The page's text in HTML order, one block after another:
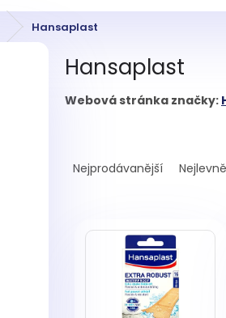
Hansaplast
Hansaplast
Webová stránka značky:
aNejprodávanější